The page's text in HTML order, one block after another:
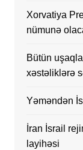
Xorvatiya
nümunə
Bütün
xəstəliklərə
Yəməndən
İran İsrail
layihəsi